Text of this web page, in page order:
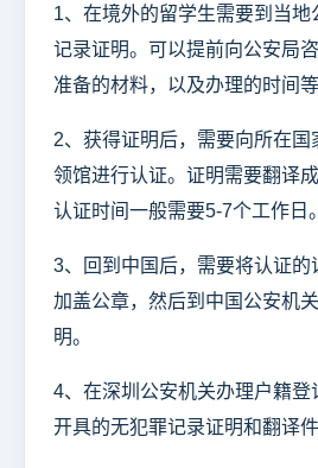
1、在境外的留学生需要到当地
记录证明。可以提前向公安局
准备的材料，以及办理的时间等
2、获得证明后，需要向所在国
领馆进行认证。证明需要翻译
认证时间一般需要5-7个工作日。
3、回到中国后，需要将认证的
加盖公章，然后到中国公安机
明。
4、在深圳公安机关办理户籍登
开具的无犯罪记录证明和翻译件